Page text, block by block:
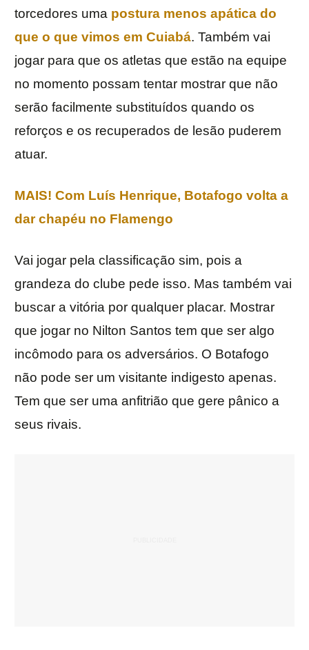
torcedores uma postura menos apática do
que o que vimos em Cuiabá. Também vai
jogar para que os atletas que estão na equipe
no momento possam tentar mostrar que não
serão facilmente substituídos quando os
reforços e os recuperados de lesão puderem
atuar.
MAIS! Com Luís Henrique, Botafogo volta a
dar chapéu no Flamengo
Vai jogar pela classificação sim, pois a
grandeza do clube pede isso. Mas também vai
buscar a vitória por qualquer placar. Mostrar
que jogar no Nilton Santos tem que ser algo
incômodo para os adversários. O Botafogo
não pode ser um visitante indigesto apenas.
Tem que ser uma anfitrião que gere pânico a
seus rivais.